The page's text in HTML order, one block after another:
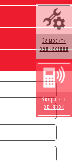
Замовити
запчастини
Зворотній
зв'язок